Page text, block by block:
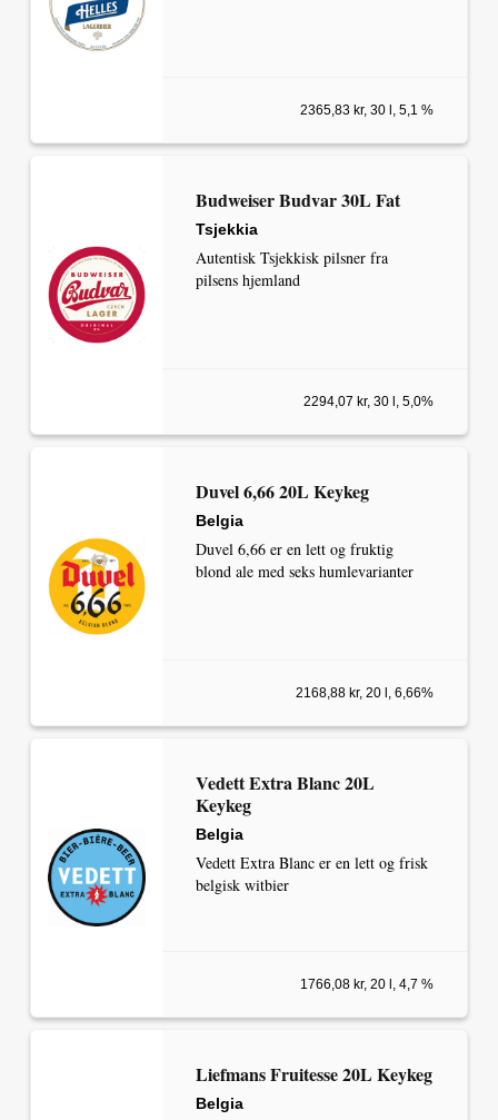
2365,83 kr, 30 l, 5,1 %
Budweiser Budvar 30L Fat
Tsjekkia
Autentisk Tsjekkisk pilsner fra
pilsens hjemland
2294,07 kr, 30 l, 5,0%
Duvel 6,66 20L Keykeg
Belgia
Duvel 6,66 er en lett og fruktig
blond ale med seks humlevarianter
2168,88 kr, 20 l, 6,66%
Vedett Extra Blanc 20L
Keykeg
Belgia
Vedett Extra Blanc er en lett og frisk
belgisk witbier
1766,08 kr, 20 l, 4,7 %
Liefmans Fruitesse 20L Keykeg
Belgia